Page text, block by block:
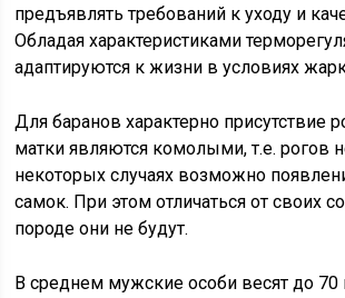
предъявлять требований к уходу и
Обладая характеристиками
адаптируются к жизни в условиях
Для баранов характерно присутствие
матки являются комолыми, т.е. рогов
некоторых случаях возможно
самок. При этом отличаться от своих
породе они не будут.
В среднем мужские особи весят до 70